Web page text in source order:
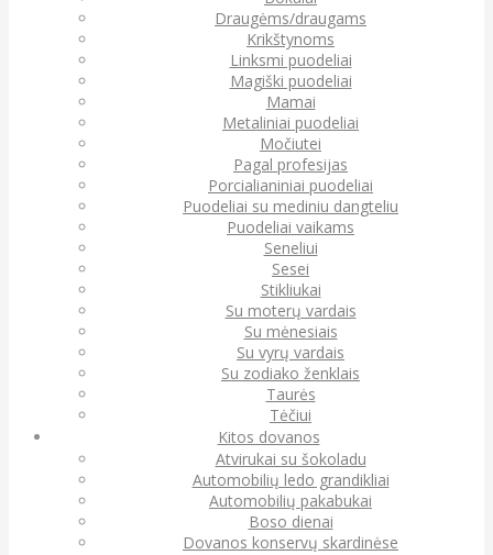
Draugėms/draugams
Krikštynoms
Linksmi puodeliai
Magiški puodeliai
Mamai
Metaliniai puodeliai
Močiutei
Pagal profesijas
Porcialianiniai puodeliai
Puodeliai su mediniu dangteliu
Puodeliai vaikams
Seneliui
Sesei
Stikliukai
Su moterų vardais
Su mėnesiais
Su vyrų vardais
Su zodiako ženklais
Taurės
Tėčiui
Kitos dovanos
Atvirukai su šokoladu
Automobilių ledo grandikliai
Automobilių pakabukai
Boso dienai
Dovanos konservų skardinėse